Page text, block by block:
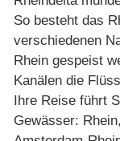
So besteht das
verschiedenen
Rhein gespeist
Kanälen die
Ihre Reise führt
Gewässer: